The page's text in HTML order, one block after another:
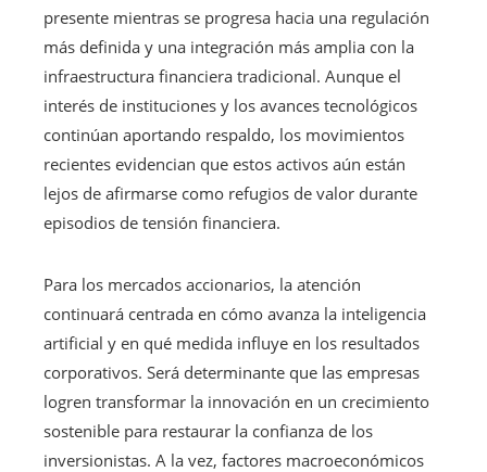
presente mientras se progresa hacia una regulación
más definida y una integración más amplia con la
infraestructura financiera tradicional. Aunque el
interés de instituciones y los avances tecnológicos
continúan aportando respaldo, los movimientos
recientes evidencian que estos activos aún están
lejos de afirmarse como refugios de valor durante
episodios de tensión financiera.
Para los mercados accionarios, la atención
continuará centrada en cómo avanza la inteligencia
artificial y en qué medida influye en los resultados
corporativos. Será determinante que las empresas
logren transformar la innovación en un crecimiento
sostenible para restaurar la confianza de los
inversionistas. A la vez, factores macroeconómicos